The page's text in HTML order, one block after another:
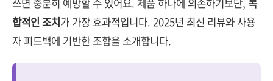
합적인 조치가 가장 효과적입니다. 2025년 최신 리뷰와 사용
자 피드백에 기반한 조합을 소개합니다.